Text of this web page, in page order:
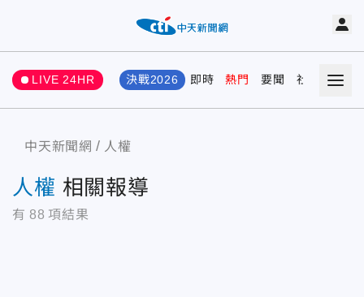
LIVE 24HR 決戰2026 即時 熱門 要聞 社會 娛樂
中天新聞網 人權
人權 相關報導
有 88 項結果